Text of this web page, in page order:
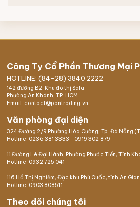
Công Ty Cổ Phần Thương Mại
HOTLINE: (84-28) 3840 2222
142 đường B2, Khu đô thị Sala,
Phường An Khánh, TP. HCM
Email: contact@pantrading.vn
Văn phòng đại diện
324 Đường 2/9 Phường Hòa Cường, Tp. Đà Nẵng
Hotline: 0236 381 3333 - 0919 302 879
11 Đường Lê Đại Hành, Phường Phước Tiến, Tỉnh
Hotline: 0932 725 041
116 Hồ Thị Nghiệm, Đặc khu Phú Quốc, tỉnh An
Hotline: 0903 808511
Theo dõi chúng tôi